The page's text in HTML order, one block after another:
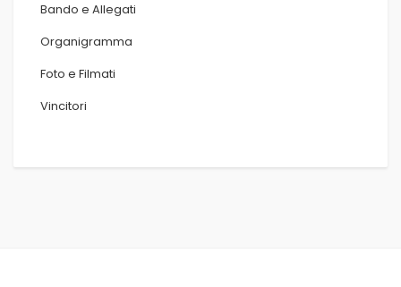
Bando e Allegati
Organigramma
Foto e Filmati
Vincitori